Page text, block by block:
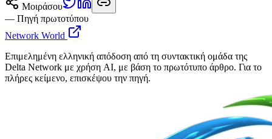
Μοιράσου
— Πηγή πρωτοτύπου
Network World
Επιμελημένη ελληνική απόδοση από τη συντακτική ομάδα της
Delta Network με χρήση AI, με βάση το πρωτότυπο άρθρο. Για το
πλήρες κείμενο, επισκέψου την πηγή.